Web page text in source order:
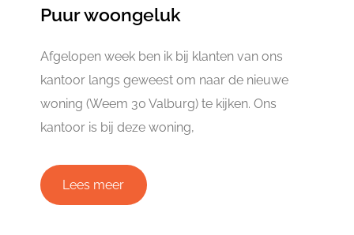
Puur woongeluk
Afgelopen week ben ik bij klanten van ons
kantoor langs geweest om naar de nieuwe
woning (Weem 30 Valburg) te kijken. Ons
kantoor is bij deze woning,
Lees meer